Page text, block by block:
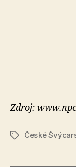
Zdroj:
ŠtítkyČeské